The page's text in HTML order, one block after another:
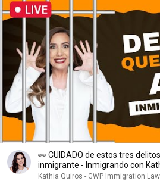
👀 CUIDADO de estos tres
inmigrante - Inmigrando con
Kathia Quiros - GWP Immigration Law